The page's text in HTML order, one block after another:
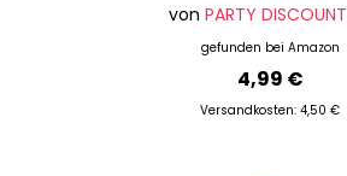
von PARTY DISCOUNT
gefunden bei Amazon
4,99 €
Versandkosten: 4,50 €